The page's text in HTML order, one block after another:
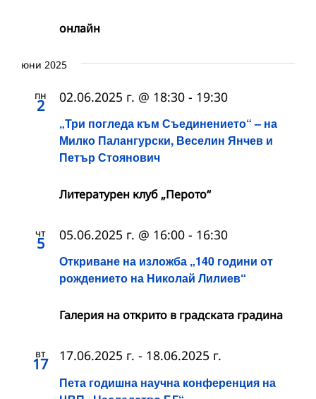
онлайн
юни 2025
пн
2
„Три погледа към Съединението“ – на
Милко Палангурски, Веселин Янчев и
Петър Стоянович
02.06.2025 г. @ 18:30 - 19:30
Литературен клуб „Перото“
чт
5
Откриване на изложба „140 години от
рождението на Николай Лилиев“
05.06.2025 г. @ 16:00 - 16:30
Галерия на открито в градската градина
вт
17
Пета годишна научна конференция на
17.06.2025 г. - 18.06.2025 г.